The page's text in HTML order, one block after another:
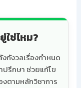
ช่ไหม?
กังวลเรื่องกำหนด
ปรึกษา ช่วยแก้ไข
ตามหลักวิชาการ